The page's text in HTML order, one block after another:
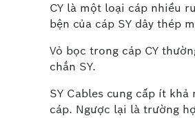
CY là một loại cáp nhiều
bện của cáp SY dây thép
Vỏ bọc trong cáp CY
chắn SY.
SY Cables cung cấp ít
cáp. Ngược lại là trường